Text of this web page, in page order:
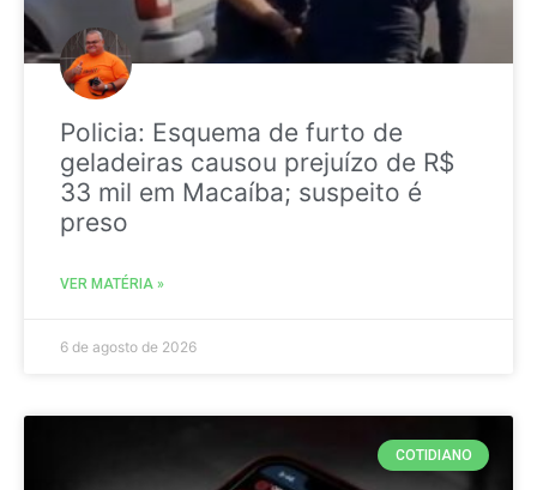
Policia: Esquema de furto de
geladeiras causou prejuízo de R$
33 mil em Macaíba; suspeito é
preso
VER MATÉRIA »
6 de agosto de 2026
COTIDIANO